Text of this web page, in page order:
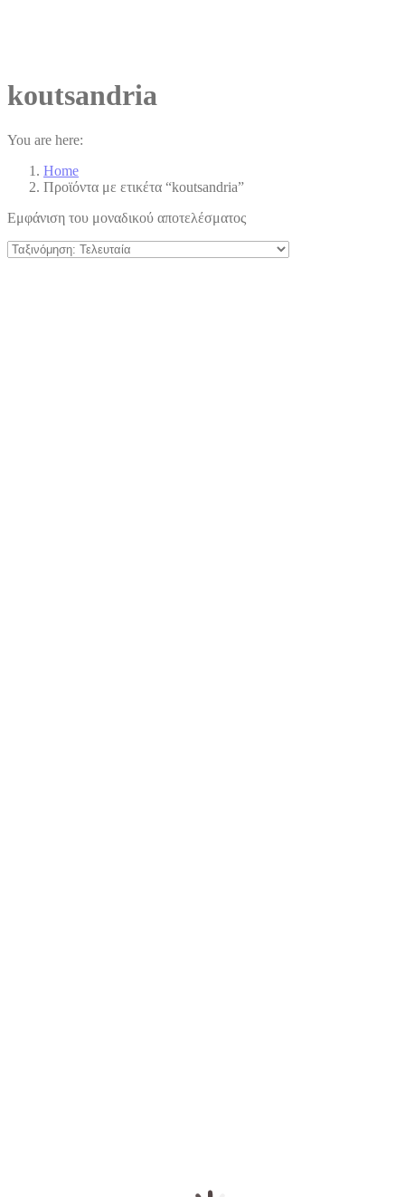
koutsandria
You are here:
Home
Προϊόντα με ετικέτα “koutsandria”
Εμφάνιση του μοναδικού αποτελέσματος